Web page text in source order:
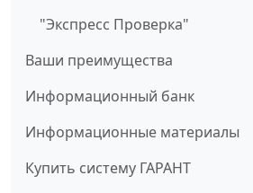
"Экспресс Проверка"
Ваши преимущества
Информационный банк
Информационные материалы
Купить систему ГАРАНТ